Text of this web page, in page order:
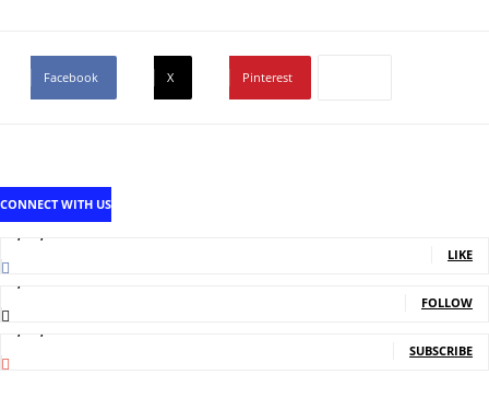
Facebook X Pinterest
CONNECT WITH US
LIKE
FOLLOW
SUBSCRIBE